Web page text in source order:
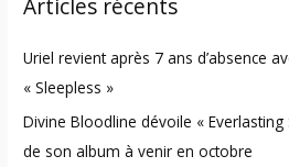
c
f
o
r
:
Articles récents
Uriel revient après 7 ans d’absence
« Sleepless »
Divine Bloodline dévoile «
de son album à venir en octobre